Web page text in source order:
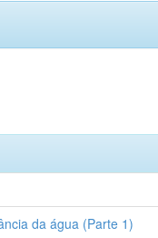
da água (Parte 1)